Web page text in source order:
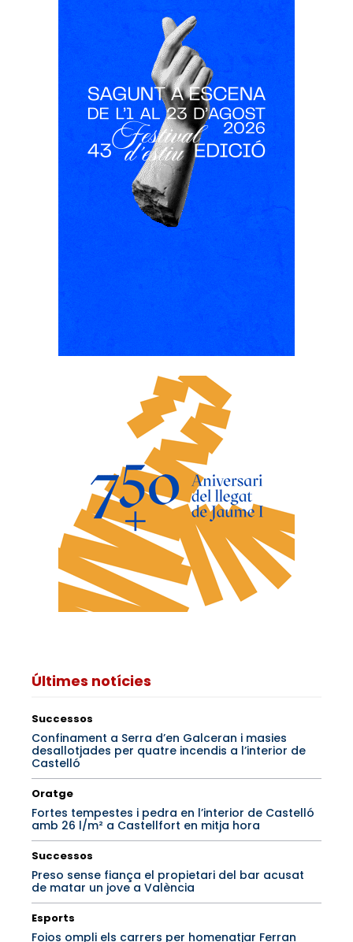
Últimes notícies
Successos
Confinament a Serra d’en Galceran i masies
desallotjades per quatre incendis a l’interior de
Castelló
Oratge
Fortes tempestes i pedra en l’interior de Castelló
amb 26 l/m² a Castellfort en mitja hora
Successos
Preso sense fiança el propietari del bar acusat
de matar un jove a València
Esports
Foios ompli els carrers per homenatjar Ferran